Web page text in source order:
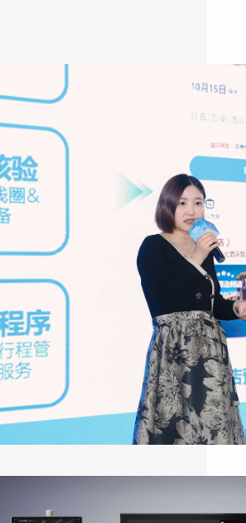
，上海国际酒店展E7馆，一场
来形态的集中展示引发了行业广
精灵未来酒店联…